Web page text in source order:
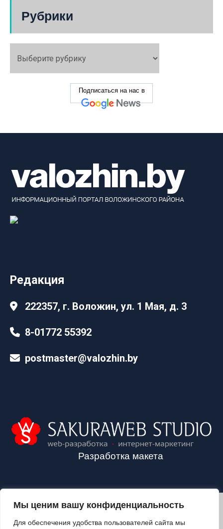
Мы ценим вашу конфиденциальность
Для обеспечения удобства пользователей сайта мы
Рубрики
Подписаться на нас в
Редакция
222357, г. Воложин, ул. 1 Мая, д. 3
8-01772 55392
postmaster@valozhin.by
Разработка макета
2024©VALOZHIN.BY - НОВОСТИ ВОЛОЖИНСКОГО РАЙОНА